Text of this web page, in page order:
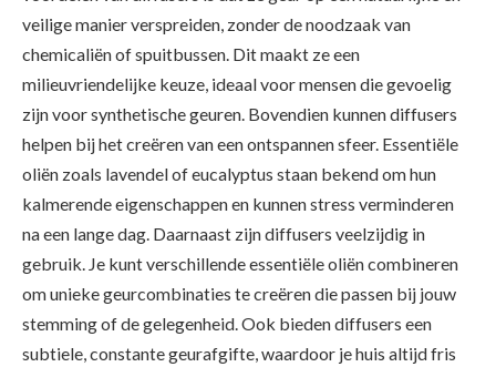
veilige manier verspreiden, zonder de noodzaak van
chemicaliën of spuitbussen. Dit maakt ze een
milieuvriendelijke keuze, ideaal voor mensen die gevoelig
zijn voor synthetische geuren. Bovendien kunnen diffusers
helpen bij het creëren van een ontspannen sfeer. Essentiële
oliën zoals lavendel of eucalyptus staan bekend om hun
kalmerende eigenschappen en kunnen stress verminderen
na een lange dag. Daarnaast zijn diffusers veelzijdig in
gebruik. Je kunt verschillende essentiële oliën combineren
om unieke geurcombinaties te creëren die passen bij jouw
stemming of de gelegenheid. Ook bieden diffusers een
subtiele, constante geurafgifte, waardoor je huis altijd fris